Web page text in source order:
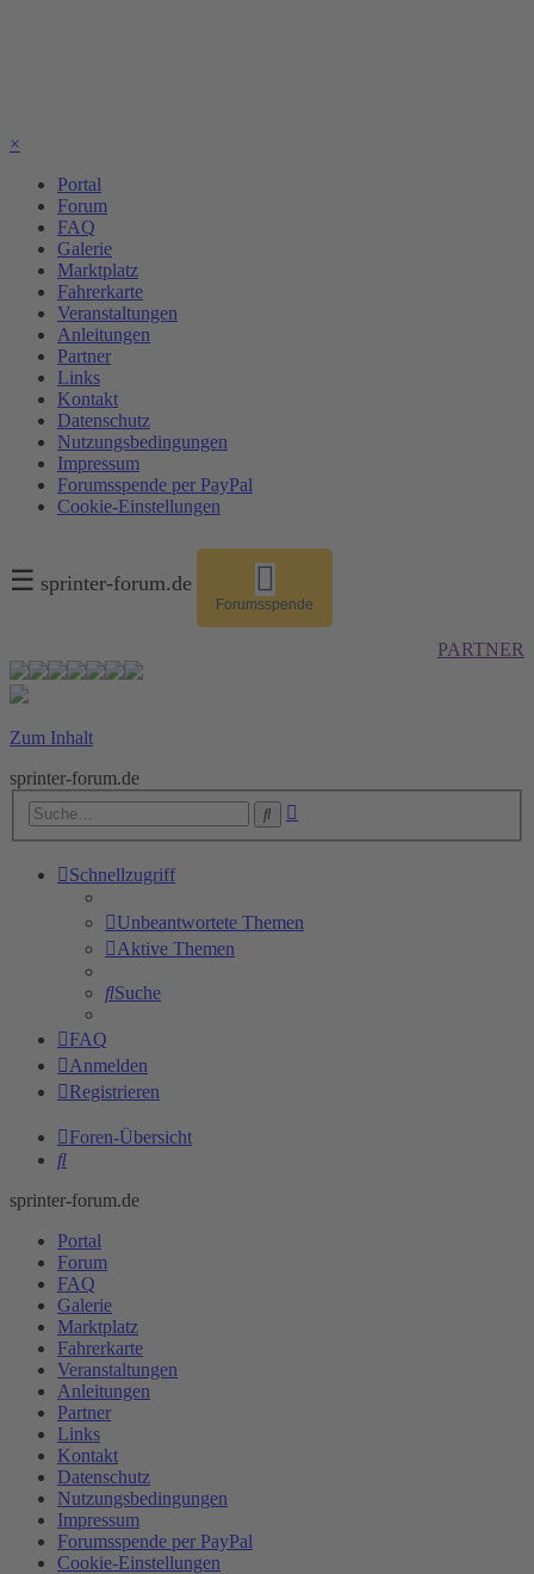
×
Portal
Forum
FAQ
Galerie
Marktplatz
Fahrerkarte
Veranstaltungen
Anleitungen
Partner
Links
Kontakt
Datenschutz
Nutzungsbedingungen
Impressum
Forumsspende per PayPal
Cookie-Einstellungen
☰ sprinter-forum.de
Forumsspende
PARTNER
Zum Inhalt
sprinter-forum.de
Suche
Schnellzugriff
Unbeantwortete Themen
Aktive Themen
Suche
FAQ
Anmelden
Registrieren
Foren-Übersicht
Suche
sprinter-forum.de
Portal
Forum
FAQ
Galerie
Marktplatz
Fahrerkarte
Veranstaltungen
Anleitungen
Partner
Links
Kontakt
Datenschutz
Nutzungsbedingungen
Impressum
Forumsspende per PayPal
Cookie-Einstellungen